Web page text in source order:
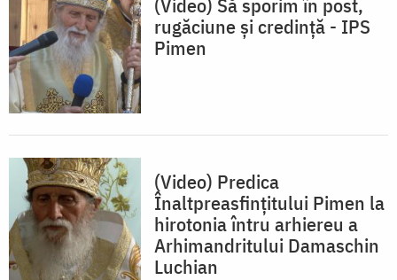
rugăciune și credință - IPS
Pimen
(Video) Predica
Înaltpreasfințitului Pimen la
hirotonia întru arhiereu a
Arhimandritului Damaschin
Luchian